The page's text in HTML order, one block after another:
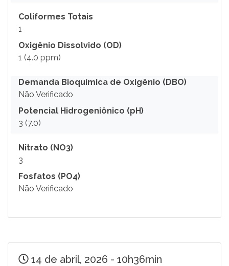
Coliformes Totais
1
Oxigênio Dissolvido (OD)
1 (4.0 ppm)
Demanda Bioquímica de Oxigênio (DBO)
Não Verificado
Potencial Hidrogeniônico (pH)
3 (7.0)
Nitrato (NO3)
3
Fosfatos (PO4)
Não Verificado
14 de abril, 2026 - 10h36min